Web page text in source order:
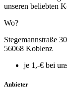
unseren beliebten
Wo?
Stegemannstraße 30
56068 Koblenz
je 1,-€ bei
Anbieter